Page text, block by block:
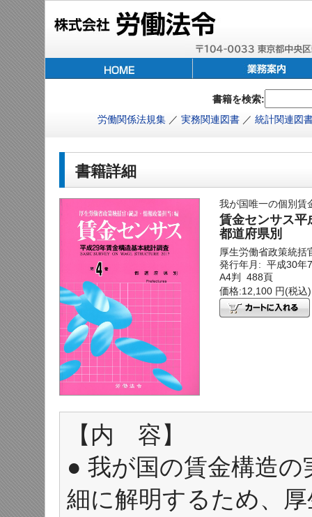
書籍を検索:
労働関係法規集／ 実務関連図書／ 統計関連図
書籍詳細
我が国唯一の個別賃
賃金センサス
都道府県別
厚生労働省政策統
発行年月: 平成30
A4判 488頁
価格:12,100 円(税込)
【内 容】
● 我が国の賃金構造
細に解明するため、